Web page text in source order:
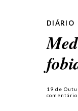
DIÁRIO
19 de
comentário